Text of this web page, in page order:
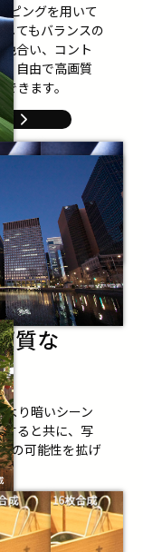
ピングを用いて
てもバランスの
合い、コント
自由で高画質
きます。
なく
すことで、ハイ
中間調まで美
なたのカメラ
SILKYPIXの特
質な
より暗いシーン
ると共に、写
の可能性を拡げ
能を搭載